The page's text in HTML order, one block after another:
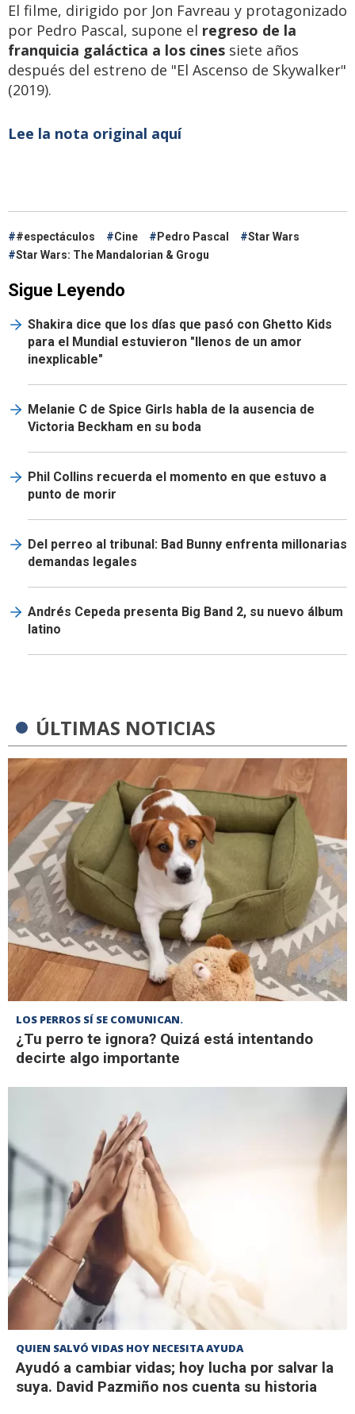
El filme, dirigido por Jon Favreau y protagonizado
por Pedro Pascal, supone el regreso de la
franquicia galáctica a los cines siete años
después del estreno de "El Ascenso de Skywalker"
(2019).
Lee la nota original aquí
#espectáculos Cine Pedro Pascal
Star Wars
Star Wars: The Mandalorian & Grogu
Sigue Leyendo
Shakira dice que los días que pasó con Ghetto Kids
para el Mundial estuvieron "llenos de un amor
inexplicable"
Melanie C de Spice Girls habla de la ausencia de
Victoria Beckham en su boda
Phil Collins recuerda el momento en que estuvo a
punto de morir
Del perreo al tribunal: Bad Bunny enfrenta millonarias
demandas legales
Andrés Cepeda presenta Big Band 2, su nuevo álbum
latino
ÚLTIMAS NOTICIAS
LOS PERROS SÍ SE COMUNICAN.
¿Tu perro te ignora? Quizá está intentando
decirte algo importante
QUIEN SALVÓ VIDAS HOY NECESITA AYUDA
Ayudó a cambiar vidas; hoy lucha por salvar la
suya. David Pazmiño nos cuenta su historia